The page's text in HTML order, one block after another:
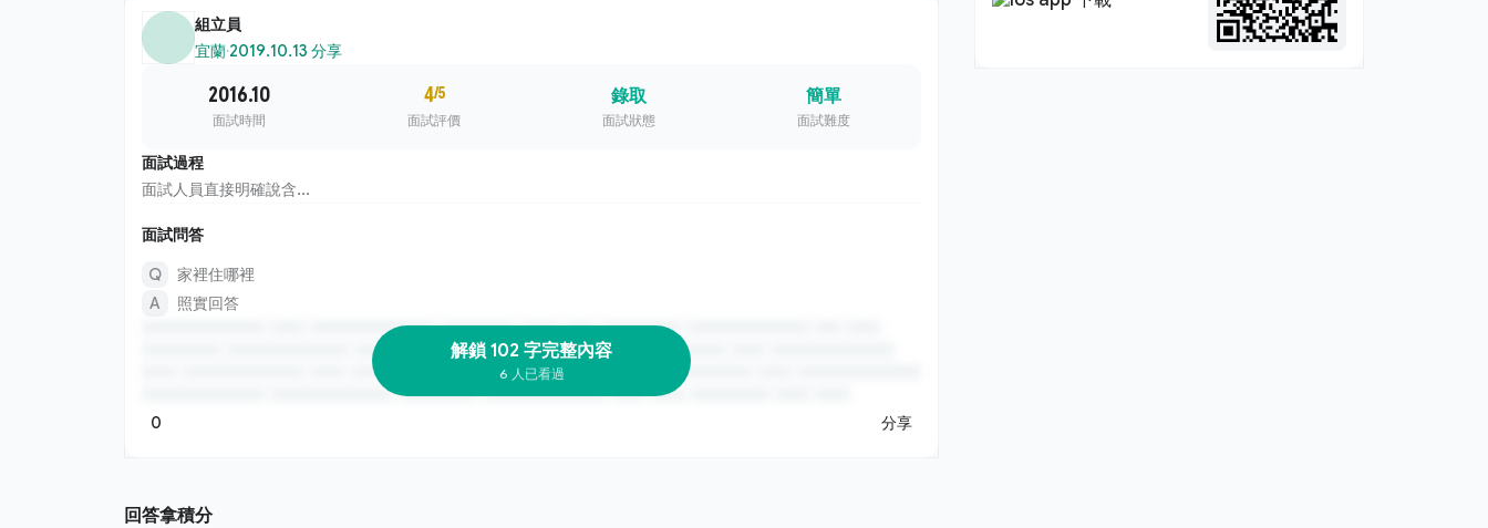
組立員
宜蘭·2019.10.13 分享
2016.10
面試時間
4/5
面試評價
錄取
面試狀態
簡單
面試難度
面試過程
面試人員直接明確說含...
面試問答
家裡住哪裡
照實回答
解鎖 102 字完整內容
6 人已看過
0 分享
回答拿積分